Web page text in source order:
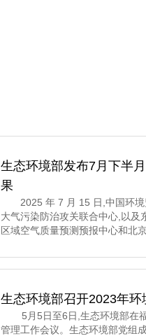
生态环境部发布7月下半
果
2025 年 7 月 15 日,中国环境
大气污染防治攻关联合中心,以及
区域空气质量预测预报中心和北
示,7 月下半月全国大部分地区空
其中,京津冀及
生态环境部召开2023年
5月5日至6日,生态环境部在福
管理工作会议。生态环境部党组